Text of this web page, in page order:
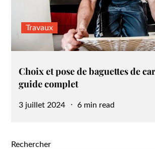
Travaux
Choix et pose de baguettes de
guide complet
Posted
3 juillet 2024 6 min read
Rechercher